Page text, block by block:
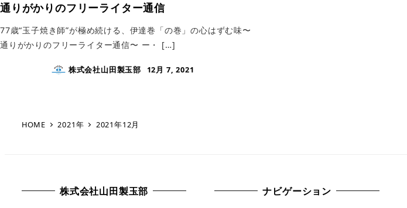
通りがかりのフリーライター通信
77歳“玉子焼き師”が極め続ける、伊達巻「の巻」の心はずむ味〜
通りがかりのフリーライター通信〜 ー・ […]
株式会社山田製玉部 12月 7, 2021
HOME 2021年 2021年12月
株式会社山田製玉部 ナビゲーション